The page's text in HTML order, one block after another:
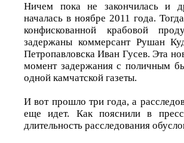
Ничем пока не закончилась и
началась в ноябре 2011 года.
конфискованной крабовой
задержаны коммерсант Рушан
Петропавловска Иван Гусев. Эта
момент задержания с поличным
одной камчатской газеты.
И вот прошло три года, а
еще идет. Как пояснили в
длительность расследования